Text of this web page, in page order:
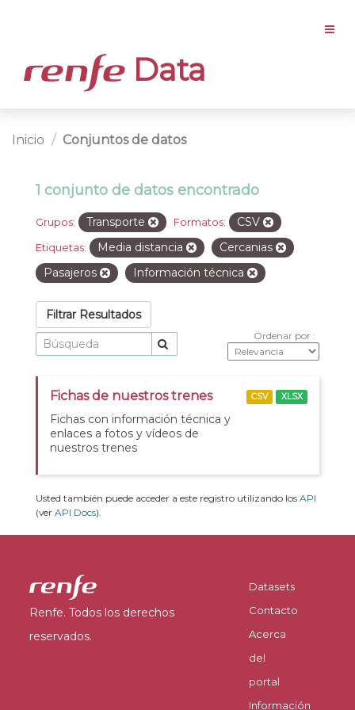
Data
Inicio Conjuntos de datos
1 conjunto de datos encontrado
Grupos: Transporte Formatos: CSV
Etiquetas: Media distancia
Cercanias
Pasajeros
Información técnica
Filtrar Resultados
Ordenar por
Fichas de nuestros trenes
Fichas con información técnica y
enlaces a fotos y vídeos de
nuestros trenes
CSV XLSX
Usted también puede acceder a este registro utilizando los API
(ver API Docs).
Renfe. Todos los derechos
reservados.
Datasets
Contacto
Acerca
del
portal
Información